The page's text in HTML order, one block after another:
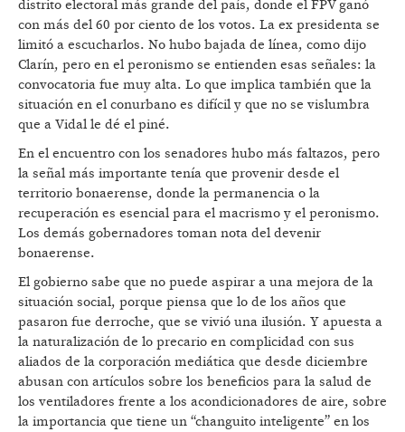
distrito electoral más grande del país, donde el FPV ganó
con más del 60 por ciento de los votos. La ex presidenta se
limitó a escucharlos. No hubo bajada de línea, como dijo
Clarín, pero en el peronismo se entienden esas señales: la
convocatoria fue muy alta. Lo que implica también que la
situación en el conurbano es difícil y que no se vislumbra
que a Vidal le dé el piné.
En el encuentro con los senadores hubo más faltazos, pero
la señal más importante tenía que provenir desde el
territorio bonaerense, donde la permanencia o la
recuperación es esencial para el macrismo y el peronismo.
Los demás gobernadores toman nota del devenir
bonaerense.
El gobierno sabe que no puede aspirar a una mejora de la
situación social, porque piensa que lo de los años que
pasaron fue derroche, que se vivió una ilusión. Y apuesta a
la naturalización de lo precario en complicidad con sus
aliados de la corporación mediática que desde diciembre
abusan con artículos sobre los beneficios para la salud de
los ventiladores frente a los acondicionadores de aire, sobre
la importancia que tiene un “changuito inteligente” en los